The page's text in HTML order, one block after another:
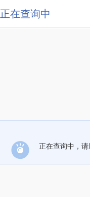
正在查询中
正在查询中，